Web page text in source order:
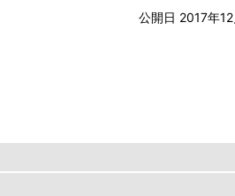
公開日 2017年